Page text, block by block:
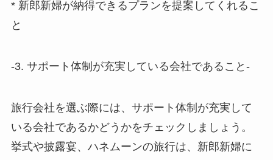
* 新郎新婦が納得できるプランを提案してくれるこ
と
-3. サポート体制が充実している会社であること-
旅行会社を選ぶ際には、サポート体制が充実して
いる会社であるかどうかをチェックしましょう。
挙式や披露宴、ハネムーンの旅行は、新郎新婦に